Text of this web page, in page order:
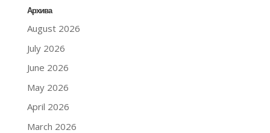
Архива
August 2026
July 2026
June 2026
May 2026
April 2026
March 2026